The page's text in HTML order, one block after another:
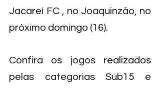
Jacareí FC , no Joaquinzão, no
próximo domingo (16).
Confira os jogos realizados
pelas categorias Sub15 e